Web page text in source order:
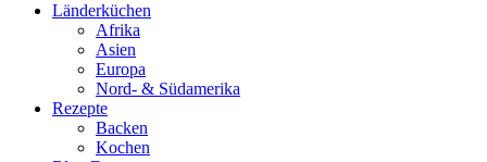
Länderküchen
Afrika
Asien
Europa
Nord- & Südamerika
Rezepte
Backen
Kochen